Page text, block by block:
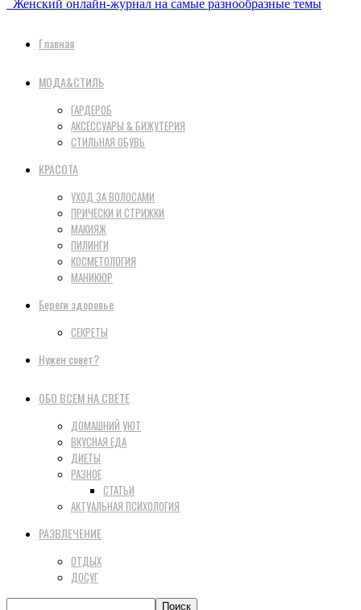
Женский онлайн-журнал на самые разнообразные темы
Главная
МОДА&СТИЛЬ
ГАРДЕРОБ
АКСЕССУАРЫ & БИЖУТЕРИЯ
СТИЛЬНАЯ ОБУВЬ
КРАСОТА
УХОД ЗА ВОЛОСАМИ
ПРИЧЕСКИ И СТРИЖКИ
МАКИЯЖ
ПИЛИНГИ
КОСМЕТОЛОГИЯ
МАНИКЮР
Береги здоровье
СЕКРЕТЫ
Нужен совет?
ОБО ВСЕМ НА СВЕТЕ
ДОМАШНИЙ УЮТ
ВКУСНАЯ ЕДА
ДИЕТЫ
РАЗНОЕ
СТАТЬИ
АКТУАЛЬНАЯ ПСИХОЛОГИЯ
РАЗВЛЕЧЕНИЕ
ОТДЫХ
ДОСУГ